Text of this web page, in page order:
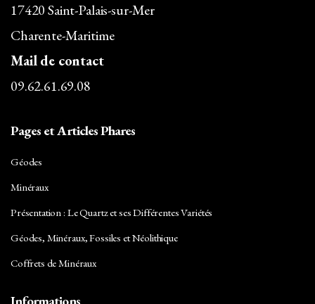
17420 Saint-Palais-sur-Mer
Charente-Maritime
Mail de contact
09.62.61.69.08
Pages et Articles Phares
Géodes
Minéraux
Présentation : Le Quartz et ses Différentes Variétés
Géodes, Minéraux, Fossiles et Néolithique
Coffrets de Minéraux